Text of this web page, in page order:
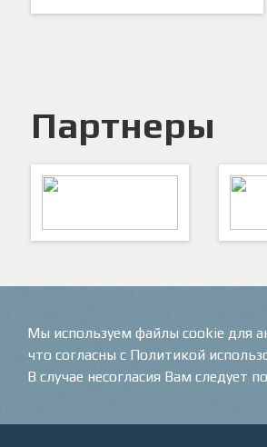
Партнеры
Мы используем файлы cookie для
что согласны с Политикой
В случае несогласия Вам следует